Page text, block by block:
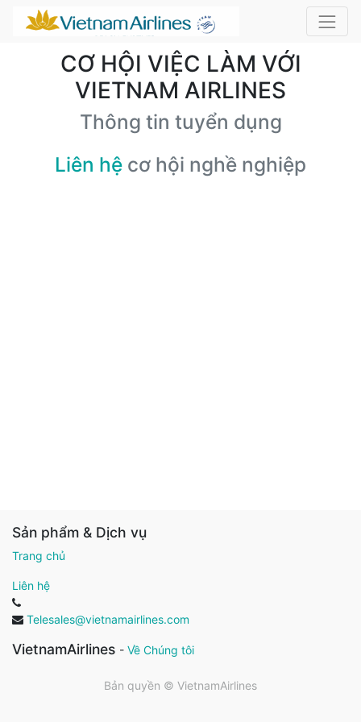
CƠ HỘI VIỆC LÀM VỚI
VIETNAM AIRLINES
Thông tin tuyển dụng
Liên hệ cơ hội nghề nghiệp
Sản phẩm & Dịch vụ
Trang chủ
Liên hệ
Telesales@vietnamairlines.com
VietnamAirlines - Về Chúng tôi
Bản quyền © VietnamAirlines